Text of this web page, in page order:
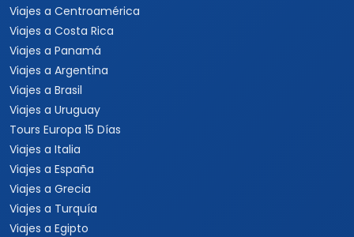
Viajes a Centroamérica
Viajes a Costa Rica
Viajes a Panamá
Viajes a Argentina
Viajes a Brasil
Viajes a Uruguay
Tours Europa 15 Días
Viajes a Italia
Viajes a España
Viajes a Grecia
Viajes a Turquía
Viajes a Egipto